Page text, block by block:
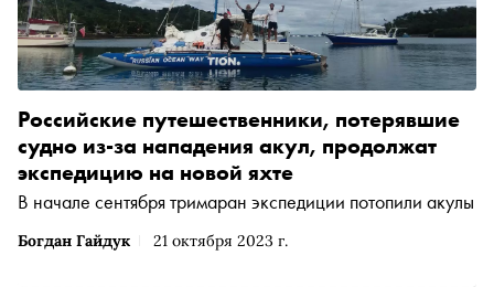
Богдан Гайдук 21 октября 2023 г.
Российские путешественники, потерявшие
судно из-за нападения акул, продолжат
экспедицию на новой яхте
В начале сентября тримаран экспедиции потопили акулы